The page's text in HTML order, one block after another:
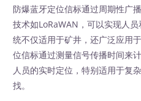
防爆蓝牙定位信标通过周期性广
技术如LoRaWAN，可以实现人
统不仅适用于矿井，还广泛应用
位信标通过测量信号传播时间来
人员的实时定位，特别适用于复
找。